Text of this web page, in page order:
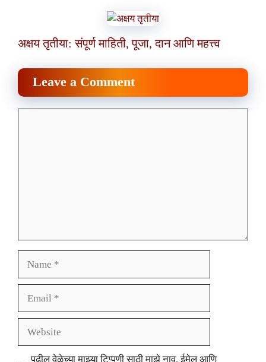
अक्षय तृतीया: संपूर्ण माहिती, पूजा, दान आणि महत्त्व
Leave a Comment
पुढील वेळेच्या माझ्या टिप्पणी साठी माझे नाव, ईमेल आणि